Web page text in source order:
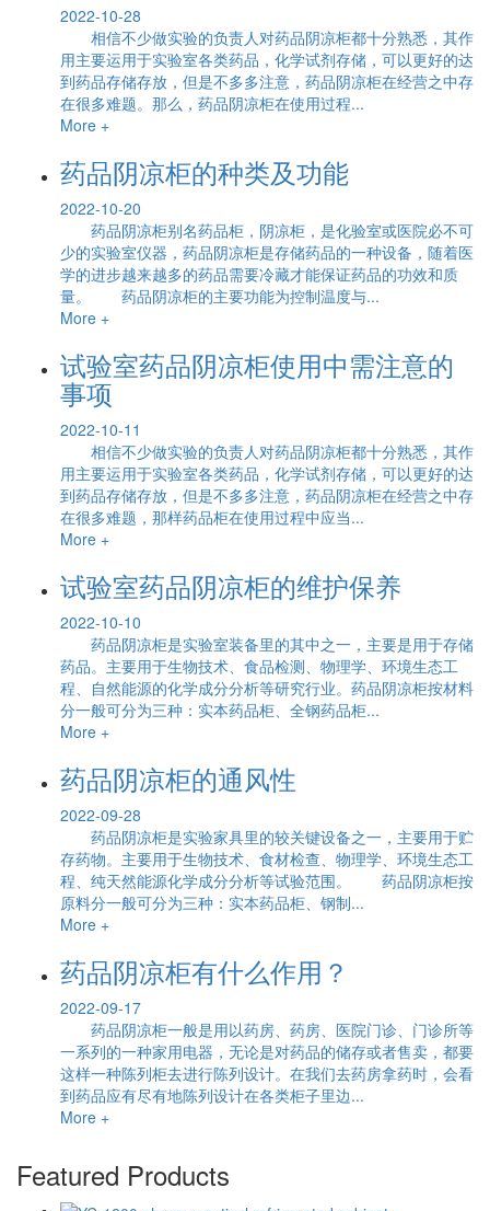
2022-10-28
相信不少做实验的负责人对药品阴凉柜都十分熟悉，其作
用主要运用于实验室各类药品，化学试剂存储，可以更好的达
到药品存储存放，但是不多多注意，药品阴凉柜在经营之中存
在很多难题。那么，药品阴凉柜在使用过程...
More +
药品阴凉柜的种类及功能
2022-10-20
药品阴凉柜别名药品柜，阴凉柜，是化验室或医院必不可
少的实验室仪器，药品阴凉柜是存储药品的一种设备，随着医
学的进步越来越多的药品需要冷藏才能保证药品的功效和质
量。 药品阴凉柜的主要功能为控制温度与...
More +
试验室药品阴凉柜使用中需注意的
事项
2022-10-11
相信不少做实验的负责人对药品阴凉柜都十分熟悉，其作
用主要运用于实验室各类药品，化学试剂存储，可以更好的达
到药品存储存放，但是不多多注意，药品阴凉柜在经营之中存
在很多难题，那样药品柜在使用过程中应当...
More +
试验室药品阴凉柜的维护保养
2022-10-10
药品阴凉柜是实验室装备里的其中之一，主要是用于存储
药品。主要用于生物技术、食品检测、物理学、环境生态工
程、自然能源的化学成分分析等研究行业。药品阴凉柜按材料
分一般可分为三种：实本药品柜、全钢药品柜...
More +
药品阴凉柜的通风性
2022-09-28
药品阴凉柜是实验家具里的较关键设备之一，主要用于贮
存药物。主要用于生物技术、食材检查、物理学、环境生态工
程、纯天然能源化学成分分析等试验范围。 药品阴凉柜按
原料分一般可分为三种：实本药品柜、钢制...
More +
药品阴凉柜有什么作用？
2022-09-17
药品阴凉柜一般是用以药房、药房、医院门诊、门诊所等
一系列的一种家用电器，无论是对药品的储存或者售卖，都要
这样一种陈列柜去进行陈列设计。在我们去药房拿药时，会看
到药品应有尽有地陈列设计在各类柜子里边...
More +
Featured Products